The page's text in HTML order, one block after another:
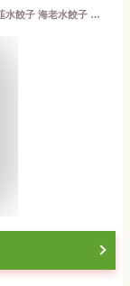
【送料無料】台湾夜市セット 小籠餃子 台湾風韮水餃子 海老水餃子 夜市にらまんじゅう 台湾夜市 冷凍餃子 冷凍 厳選食材 海老 えび ぎょうざ 野菜 餃子パーティー 家呑み 宅呑み 惣菜 中華 点心 グルメ 夕食献立 おつまみ お弁当 おかず お取り寄せ お徳用